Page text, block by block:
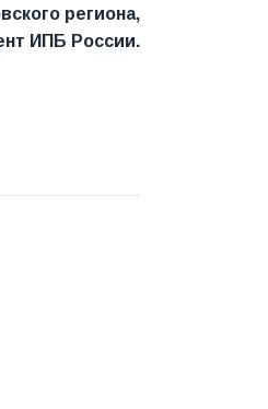
региона,
ИПБ России.